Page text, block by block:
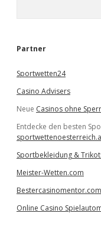
e
Partner
Sportwetten24
Casino Advisers
Neue Casinos ohne
Entdecke den besten
Sportbekleidung &
Meister-Wetten.com
Bestercasinomentor.com
Online Casino